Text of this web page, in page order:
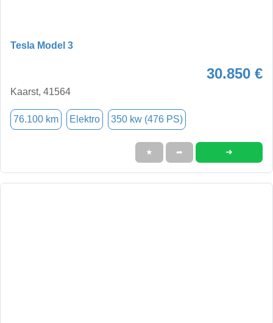
Tesla Model 3
30.850 €
Kaarst, 41564
76.100 km Elektro 350 kw (476 PS)
★ ➦ ➜